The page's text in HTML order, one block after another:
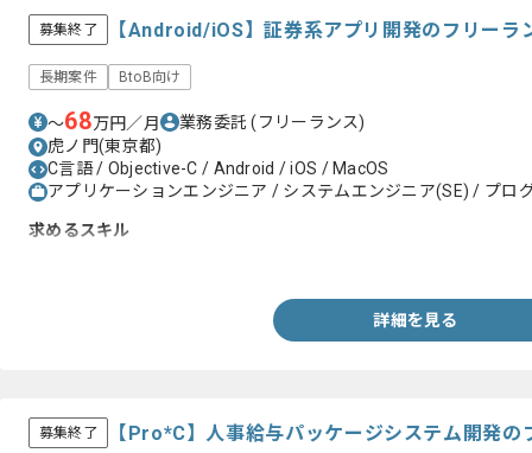
募集終了 【Android/iOS】証券系アプリ開発のフリーラ
長期案件 BtoB向け
〜68万円／月 業務委託(フリーランス)
虎ノ門(東京都)
C言語 / Objective-C / Android / iOS / MacOS
アプリケーションエンジニア / システムエンジニア(SE) / プロ
求めるスキル
詳細を見る
募集終了 【Pro*C】人事給与パッケージシステム開発